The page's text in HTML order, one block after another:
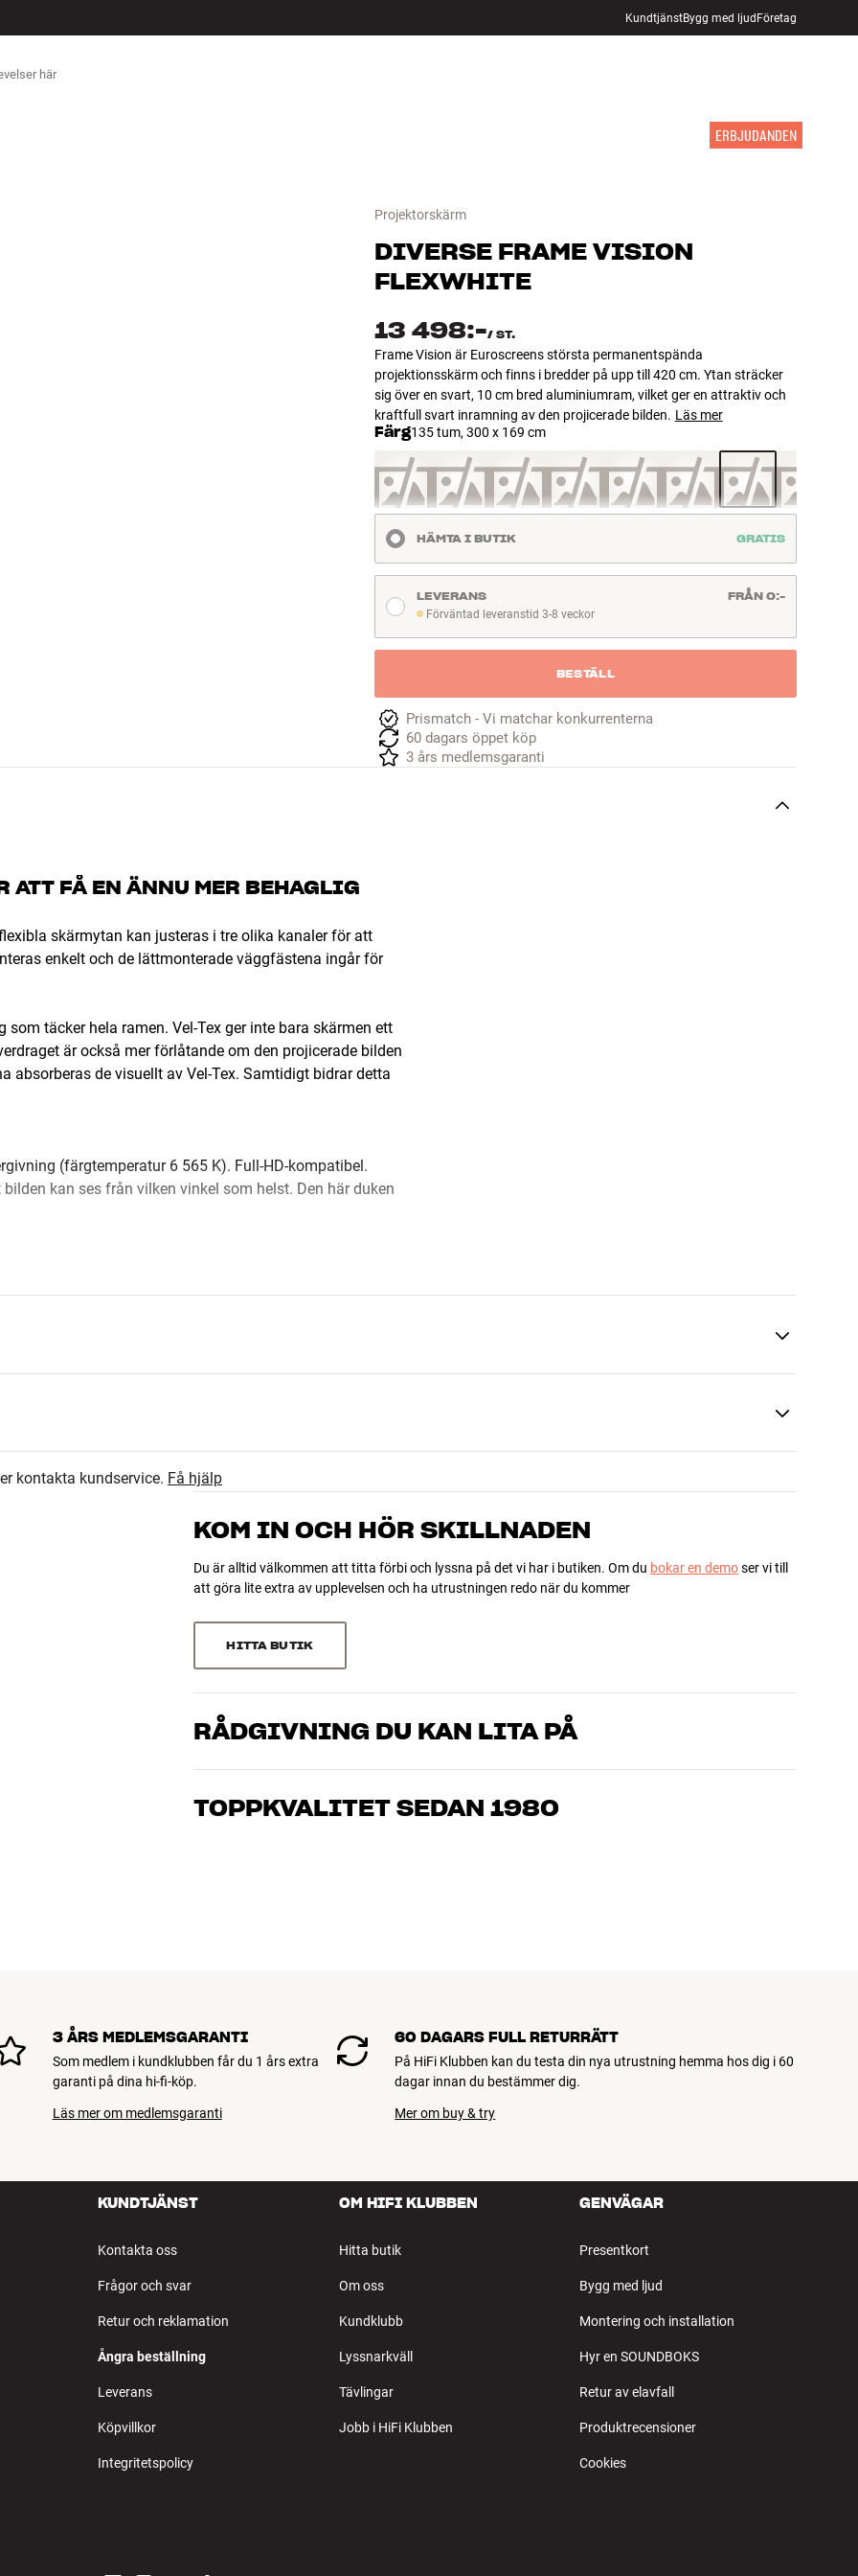
KundtjänstBygg med ljudFöretag
ERBJUDANDEN
Projektorskärm
DIVERSE FRAME VISION
FLEXWHITE
13 498:-/ ST.
Frame Vision är Euroscreens största permanentspända
projektionsskärm och finns i bredder på upp till 420 cm. Ytan sträcker
sig över en svart, 10 cm bred aluminiumram, vilket ger en attraktiv och
kraftfull svart inramning av den projicerade bilden. Läs mer
Färg135 tum, 300 x 169 cm
HÄMTA I BUTIK GRATIS
Förväntad leveranstid 3-8 veckor
Förväntad leveranstid 3-8 veckor
LEVERANS FRÅN 0:-
BESTÄLL
Prismatch - Vi matchar konkurrenterna
60 dagars öppet köp
3 års medlemsgaranti
FÅ EN ÄNNU MER BEHAGLIG
skärmytan kan justeras i tre olika kanaler för att
enkelt och de lättmonterade väggfästena ingår för
täcker hela ramen. Vel-Tex ger inte bara skärmen ett
är också mer förlåtande om den projicerade bilden
absorberas de visuellt av Vel-Tex. Samtidigt bidrar detta
(färgtemperatur 6 565 K). Full-HD-kompatibel.
kan ses från vilken vinkel som helst. Den här duken
kontakta kundservice. Få hjälp
KOM IN OCH HÖR SKILLNADEN
Du är alltid välkommen att titta förbi och lyssna på det vi har i butiken. Om du bokar en demoser vi till
att göra lite extra av upplevelsen och ha utrustningen redo när du kommer
HITTA BUTIK
RÅDGIVNING DU KAN LITA PÅ
Våra medarbetare är riktiga entusiaster som kan produkterna och brinner för riktigt bra ljud – både till
just dig och din budget
TOPPKVALITET SEDAN 1980
3 ÅRS MEDLEMSGARANTI
Som medlem i kundklubben får du 1 års extra
garanti på dina hi-fi-köp.
Läs mer om medlemsgaranti
60 DAGARS FULL RETURRÄTT
På HiFi Klubben kan du testa din nya utrustning hemma hos dig i 60
dagar innan du bestämmer dig.
Mer om buy & try
KUNDTJÄNST
Kontakta oss
Frågor och svar
Retur och reklamation
Ångra beställning
Leverans
Köpvillkor
Integritetspolicy
OM HIFI KLUBBEN
Hitta butik
Om oss
Kundklubb
Lyssnarkväll
Tävlingar
Jobb i HiFi Klubben
GENVÄGAR
Presentkort
Bygg med ljud
Montering och installation
Hyr en SOUNDBOKS
Retur av elavfall
Produktrecensioner
Cookies